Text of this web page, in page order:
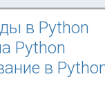
в Python
Python
в